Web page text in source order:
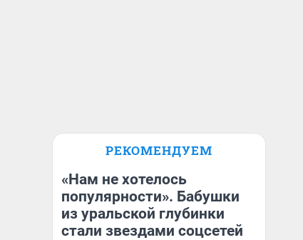
РЕКОМЕНДУЕМ
«Нам не хотелось
популярности». Бабушки
из уральской глубинки
стали звездами соцсетей